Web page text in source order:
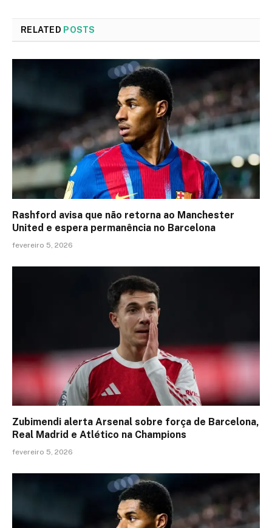
RELATED POSTS
Rashford avisa que não retorna ao Manchester
United e espera permanência no Barcelona
fevereiro 5, 2026
Zubimendi alerta Arsenal sobre força de Barcelona,
Real Madrid e Atlético na Champions
fevereiro 5, 2026